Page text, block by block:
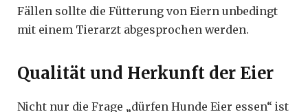
Fällen sollte die Fütterung von Eiern unbedingt
mit einem Tierarzt abgesprochen werden.
Qualität und Herkunft der Eier
Nicht nur die Frage „dürfen Hunde Eier essen“ ist